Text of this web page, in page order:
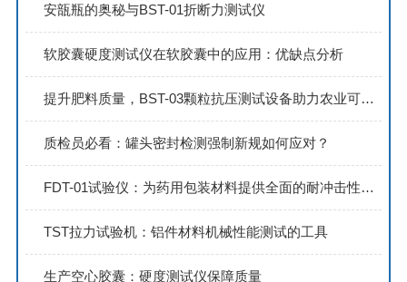
安瓿瓶的奥秘与BST-01折断力测试仪
软胶囊硬度测试仪在软胶囊中的应用：优缺点分析
提升肥料质量，BST-03颗粒抗压测试设备助力农业可持续发展
质检员必看：罐头密封检测强制新规如何应对？
FDT-01试验仪：为药用包装材料提供全面的耐冲击性测试方案
TST拉力试验机：铝件材料机械性能测试的工具
生产空心胶囊：硬度测试仪保障质量